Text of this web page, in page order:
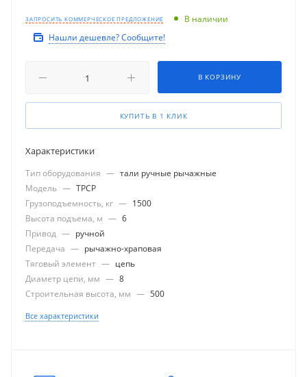
ЗАПРОСИТЬ КОММЕРЧЕСКОЕ ПРЕДЛОЖЕНИЕ
В наличии
Нашли дешевле? Сообщите!
В КОРЗИНУ
КУПИТЬ В 1 КЛИК
Характеристики
Тип оборудования — тали ручные рычажные
Модель — ТРСР
Грузоподъемность, кг — 1500
Высота подъема, м — 6
Привод — ручной
Передача — рычажно-храповая
Тяговый элемент — цепь
Диаметр цепи, мм — 8
Строительная высота, мм — 500
Все характеристики